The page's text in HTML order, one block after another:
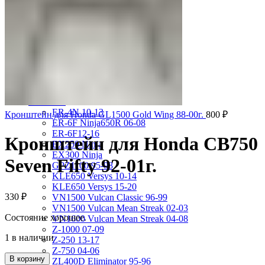
ER-4N 10-13
ER-6F Ninja650R 06-08
ER-6F12-16
EX250 Ninja
EX300 Ninja
GPZ1100 95-98
KLE650 Versys 10-14
KLE650 Versys 15-20
VN1500 Vulcan Classic 96-99
VN1500 Vulcan Mean Streak 02-03
VN1600 Vulcan Mean Streak 04-08
Z-1000 07-09
Z-250 13-17
Z-750 04-06
ZL400D Eliminator 95-96
Кронштейн для Honda GL1500 Gold Wing 88-00г. 800 ₽
Кронштейн для Honda CB750
Seven Fifty 92-01г.
330 ₽
Состояние хорошее.
1 в наличии
В корзину